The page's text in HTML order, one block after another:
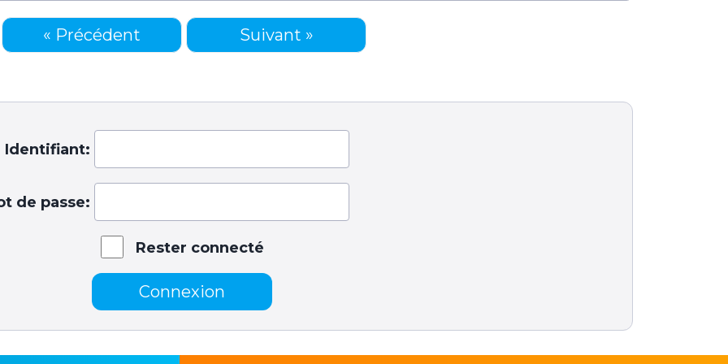
« Précédent Suivant »
Identifiant:
de passe:
Rester connecté
Connexion